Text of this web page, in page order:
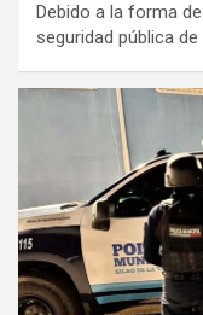
Debido a la forma
seguridad pública